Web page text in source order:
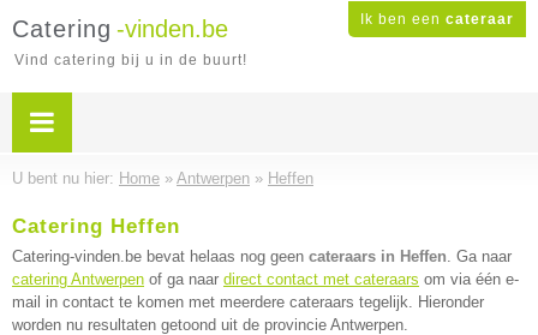
Ik ben een cateraar
Catering -vinden.be
Vind catering bij u in de buurt!
U bent nu hier: Home » Antwerpen » Heffen
Catering Heffen
Catering-vinden.be bevat helaas nog geen cateraars in Heffen. Ga naar
catering Antwerpen of ga naar direct contact met cateraars om via één e-
mail in contact te komen met meerdere cateraars tegelijk. Hieronder
worden nu resultaten getoond uit de provincie Antwerpen.